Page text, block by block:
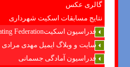
گالری عکس
نتایج مسابقات اسکیت شهرداری
فدراسیون اسکیتIran Roller Skating Federation
سایت و وبلاگ ایمیل مهدی مرادی
فدراسیون آمادگی جسمانی